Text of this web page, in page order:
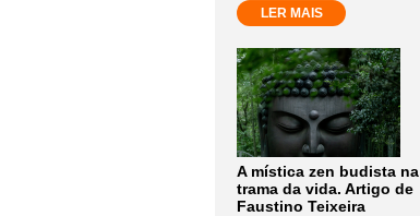
LER MAIS
A mística zen budista na
trama da vida. Artigo de
Faustino Teixeira